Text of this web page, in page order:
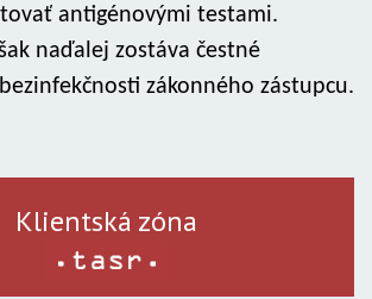
antigénovými testami.
naďalej zostáva čestné
zákonného zástupcu.
Klientská zóna